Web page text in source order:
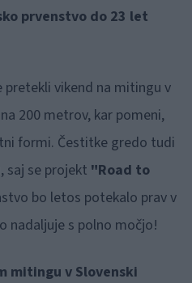
prvenstvo do 23 let
pretekli vikend na mitingu v
200 metrov, kar pomeni,
formi. Čestitke gredo tudi
, saj se projekt "Road to
bo letos potekalo prav v
nadaljuje s polno močjo!
mitingu v Slovenski